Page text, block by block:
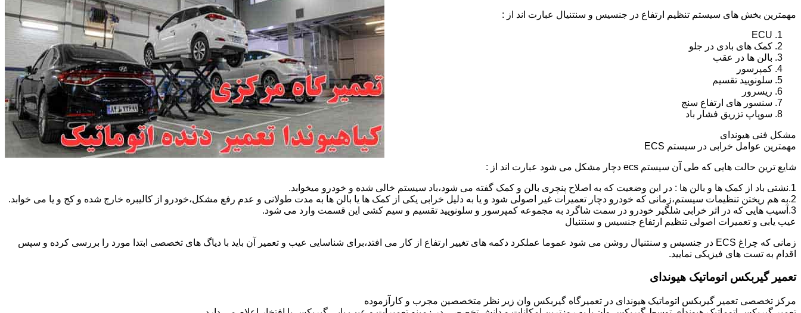
مهمترین بخش های سیستم تنظیم ارتفاع در جنسیس و سنتنیال عبارت اند از :
ECU
کمک های بادی در جلو
بالن ها در عقب
کمپرسور
سلونویید تقسیم
ریسرور
سنسور های ارتفاع سنج
سوپاپ تزریق فشار باد
مشکل فنی هیوندای
مهمترین عوامل خرابی در سیستم ECS
شایع ترین حالت هایی که طی آن سیستم ecs دچار مشکل می شود عبارت اند از :
1.نشتی باد از کمک ها و بالن ها : در این وضعیت که به اصلاح پنچری بالن و کمک گفته می شود،باد سیستم خالی شده و خودرو میخوابد.
2.به هم ریختن تنظیمات سیستم،زمانی که خودرو دچار تعمیرات غیر اصولی شود و یا به دلیل خرابی یکی از کمک ها یا بالن ها به مدت طولانی و عدم رفع مشکل،خودرو از کالیبره خارج شده و کج و یا می خوابد.
3.آسیب هایی که در اثر خرابی شلگیر خودرو در سمت شاگرد به مجموعه کمپرسور و سلونویید تقسیم و سیم کشی این قسمت وارد می شود.
عیب یابی و تعمیرات اصولی تنظیم ارتفاع جنسیس و سنتنیال
زمانی که چراغ ECS در جنسیس و سنتنیال روشن می شود عموما عملکرد دکمه های تغییر ارتفاع از کار می افتد،برای شناسایی عیب و تعمیر آن باید با دیاگ های تخصصی ابتدا مورد را بررسی کرده و سپس
اقدام به تست های فیزیکی نمایید.
تعمیر گیربکس اتوماتیک هیوندای
مرکز تخصصی تعمیر گیربکس اتوماتیک هیوندای در تعمیرگاه گیربکس وان زیر نظر متخصصین مجرب و کارآزموده